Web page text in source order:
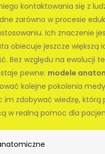
kontaktowania się z
zarówno w procesie
Ich znaczenie
obiecuje jeszcze większą
Bez względu na ewolucji
pewne: modele
kolejne pokolenia
im zdobywać wiedzę, którą
w realną pomoc dla